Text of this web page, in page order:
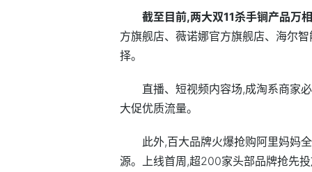
截至目前,两大双11杀手锏产品万
方旗舰店、薇诺娜官方旗舰店、海尔
择。
直播、短视频内容场,成淘系商家
大促优质流量。
此外,百大品牌火爆抢购阿里妈妈
源。上线首周,超200家头部品牌抢先